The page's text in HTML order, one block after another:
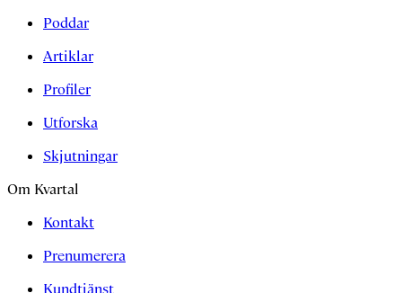
Poddar
Artiklar
Profiler
Utforska
Skjutningar
Om Kvartal
Kontakt
Prenumerera
Kundtjänst